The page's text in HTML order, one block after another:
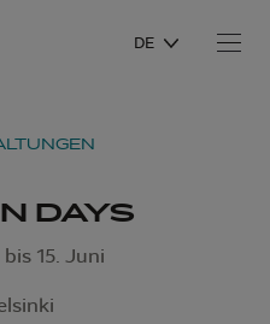
DE
DAYS
15. Juni